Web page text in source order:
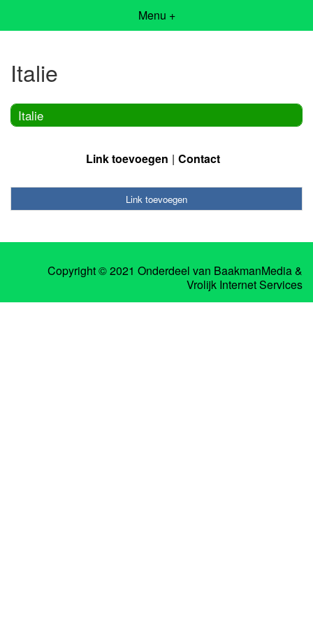
Menu +
Italie
Italie
Link toevoegen Contact
Link toevoegen
Copyright © 2021 Onderdeel van BaakmanMedia&
Vrolijk Internet Services